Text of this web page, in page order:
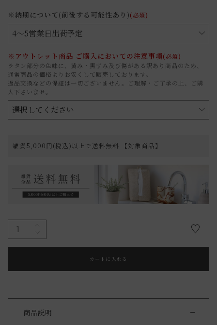
※納期について(前後する可能性あり)(必須)
※アウトレット商品 ご購入においての注意事項(必須)
ラタン部分の色味に、黄み・黒ずみ及び傷がある訳あり商品のため、
通常商品の価格よりお安くして販売しております。
返品交換などの保証は一切ございません。ご理解・ご了承の上、ご購
入下さいませ。
雑貨5,000円(税込)以上で送料無料 【対象商品】
カートに入れる
商品説明